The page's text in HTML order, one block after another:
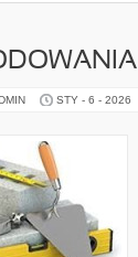
STY - 6 - 2026